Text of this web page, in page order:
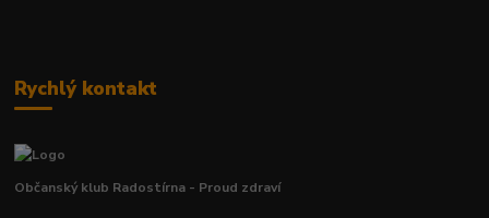
Rychlý kontakt
Občanský klub Radostírna - Proud zdraví